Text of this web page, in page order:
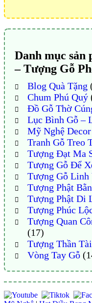
Danh mục sản
– Tượng Gỗ
Blog Quà Tặng
Chum Phú Quý
Đồ Gỗ Thờ
Lục Bình Gỗ –
Mỹ Nghệ
Tranh Gỗ Treo
Tượng Đạt Ma
Tượng Gỗ Để
Tượng Gỗ Linh
Tượng Phật
Tượng Phật Di
Tượng Phúc
Tượng Quan
(17)
Tượng Thần
Vòng Tay Gỗ